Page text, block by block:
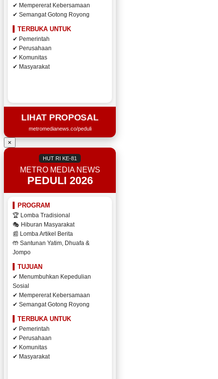
✔ Mempererat Kebersamaan
✔ Semangat Gotong Royong
TERBUKA UNTUK
✔ Pemerintah
✔ Perusahaan
✔ Komunitas
✔ Masyarakat
LIHAT PROPOSAL
metromedianews.co/peduli
×
HUT RI KE-81
METRO MEDIA NEWS
PEDULI 2026
PROGRAM
🏆 Lomba Tradisional
🎭 Hiburan Masyarakat
📰 Lomba Artikel Berita
🤲 Santunan Yatim, Dhuafa &
Jompo
TUJUAN
✔ Menumbuhkan Kepedulian
Sosial
✔ Mempererat Kebersamaan
✔ Semangat Gotong Royong
TERBUKA UNTUK
✔ Pemerintah
✔ Perusahaan
✔ Komunitas
✔ Masyarakat